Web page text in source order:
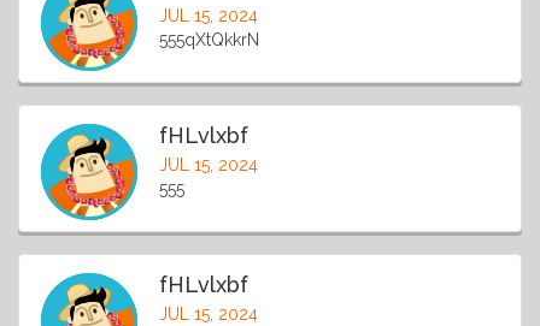
JUL 15, 2024
555qXtQkkrN
fHLvlxbf
JUL 15, 2024
555
fHLvlxbf
JUL 15, 2024